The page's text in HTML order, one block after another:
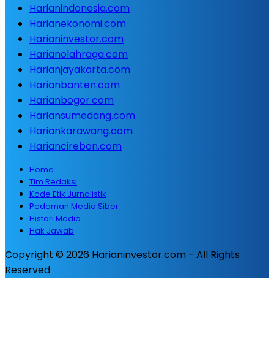
Harianindonesia.com
Harianekonomi.com
Harianinvestor.com
Harianolahraga.com
Harianjayakarta.com
Harianbanten.com
Harianbogor.com
Hariansumedang.com
Hariankarawang.com
Hariancirebon.com
Home
Tim Redaksi
Kode Etik Jurnalistik
Pedoman Media Siber
Histori Media
Hak Jawab
Copyright © 2026 Harianinvestor.com - All Rights
Reserved